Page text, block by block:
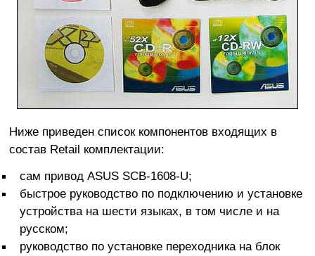
Ниже приведен список компонентов входящих в
состав Retail комплектации:
сам привод ASUS SCB-1608-U;
быстрое руководство по подключению и установке
устройства на шести языках, в том числе и на
русском;
руководство по установке переходника на блок